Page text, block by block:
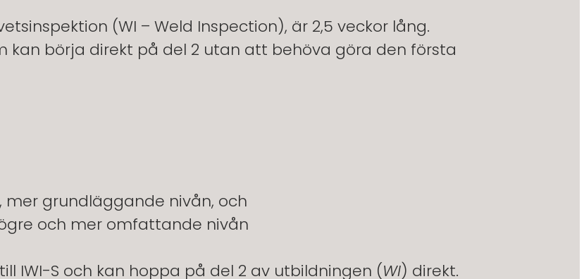
(WI – Weld Inspection), är 2,5 veckor lång.
kan börja direkt på del 2 utan att behöva göra den första
mer grundläggande nivån, och
och mer omfattande nivån
IWI-S och kan hoppa på del 2 av utbildningen (WI) direkt.